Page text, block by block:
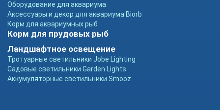
Оборудование для аквариума
Аксессуары и декор для аквариума Biorb
Корм для аквариумных рыб
Корм для прудовых рыб
Ландшафтное освещение
Тротуарные светильники Jobe Lighting
Садовые светильники Garden Lights
Аккумуляторные светильники Smooz